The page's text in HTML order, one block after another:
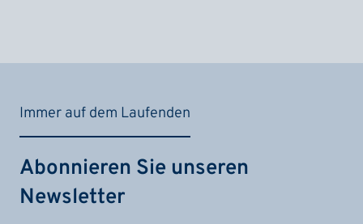
Immer auf dem Laufenden
Abonnieren Sie unseren
Newsletter